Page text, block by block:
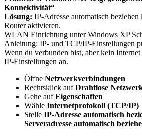
Konnektivität“
Lösung: IP-Adresse automatisch
Router aktivieren.
WLAN Einrichtung unter Windows XP
Anleitung: IP- und TCP/IP-Einstellungen
Wenn du verbunden bist, aber kein
IP-Einstellungen an.
Öffne Netzwerkverbindungen
Rechtsklick aufDrahtlose
Gehe aufEigenschaften
Wähle Internetprotokoll (TCP/IP)
Stelle IP-Adresse automatisch
Serveradresse automatisch